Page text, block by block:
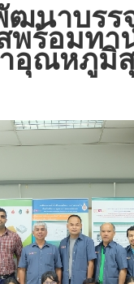
ฒนาบร
พร้อมทา
อุณหภูมิ